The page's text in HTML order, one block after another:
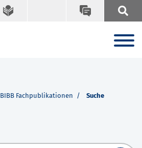
BIBB Fachpublikationen Suche